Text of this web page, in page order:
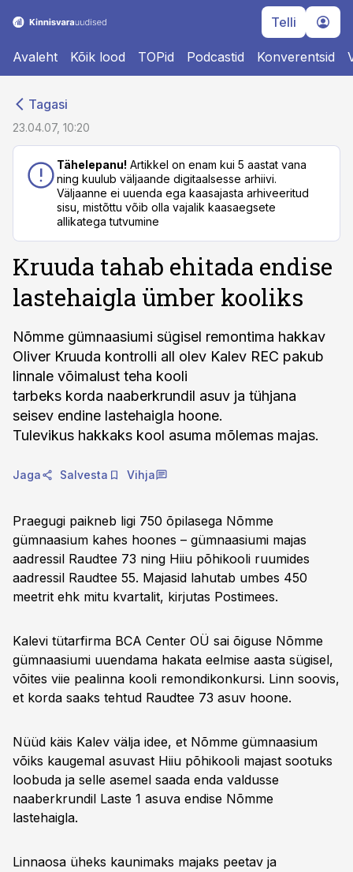
Telli
Avaleht Kõik lood TOPid Podcastid Konverentsid
Tagasi
23.04.07, 10:20
Tähelepanu! Artikkel on enam kui 5 aastat vana
ning kuulub väljaande digitaalsesse arhiivi.
Väljaanne ei uuenda ega kaasajasta arhiveeritud
sisu, mistõttu võib olla vajalik kaasaegsete
allikatega tutvumine
Kruuda tahab ehitada endise
lastehaigla ümber kooliks
Nõmme gümnaasiumi sügisel remontima hakkav
Oliver Kruuda kontrolli all olev Kalev REC pakub
linnale võimalust teha kooli
tarbeks korda naaberkrundil asuv ja tühjana
seisev endine lastehaigla hoone.
Tulevikus hakkaks kool asuma mõlemas majas.
Jaga Salvesta Vihja
Praegugi paikneb ligi 750 õpilasega Nõmme
gümnaasium kahes hoones – gümnaasiumi majas
aadressil Raudtee 73 ning Hiiu põhikooli ruumides
aadressil Raudtee 55. Majasid lahutab umbes 450
meetrit ehk mitu kvartalit, kirjutas Postimees.
Kalevi tütarfirma BCA Center OÜ sai õiguse Nõmme
gümnaasiumi uuendama hakata eelmise aasta sügisel,
võites viie pealinna kooli remondikonkursi. Linn soovis,
et korda saaks tehtud Raudtee 73 asuv hoone.
Nüüd käis Kalev välja idee, et Nõmme gümnaasium
võiks kaugemal asuvast Hiiu põhikooli majast sootuks
loobuda ja selle asemel saada enda valdusse
naaberkrundil Laste 1 asuva endise Nõmme
lastehaigla.
Linnaosa üheks kaunimaks majaks peetav ja